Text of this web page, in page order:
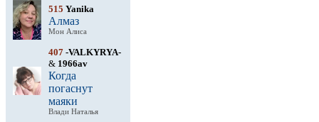
515 Yanika
Алмаз
Мон Алиса
407 -VALKYRYA-
& 1966av
Когда
погаснут
маяки
Влади Наталья